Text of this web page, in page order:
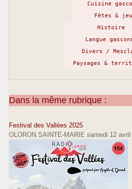
Cuisine
Fêtes &
Histoire
Langue
Divers /
Paysages &
Dans la même rubrique :
Festival des Vallées 2025
OLORON SAINTE-MARIE samedi 12 avril